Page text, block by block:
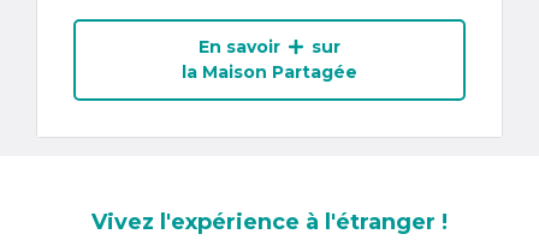
En savoir
sur
la Maison Partagée
Vivez l'expérience à l'étranger !